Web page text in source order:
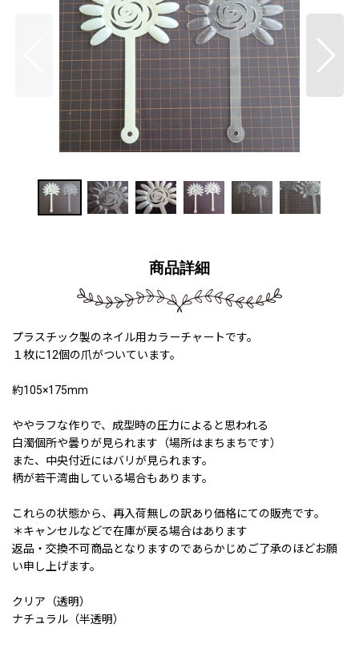
商品詳細
プラスチック製のネイル用カラーチャートです。
１枚に12個の爪がついています。
約105×175mm
ややラフな作りで、成型時の圧力によると思われる
白濁個所や曇りが見られます（場所はまちまちです）
また、中央付近にはバリが見られます。
柄が若干湾曲している場合もあります。
これらの状態から、再入荷無しの訳あり価格にての販売です。
＊キャンセルなどで在庫が戻る場合はあります
返品・交換不可商品となりますのであらかじめご了承のほどお願
い申し上げます。
クリア（透明）
ナチュラル（半透明）